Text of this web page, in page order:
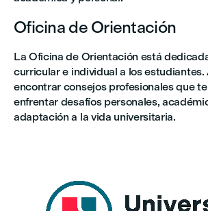
Oficina de Orientación
La Oficina de Orientación está
curricular e individual a los estudiantes.
encontrar consejos profesionales que
enfrentar desafíos personales,
adaptación a la vida universitaria.